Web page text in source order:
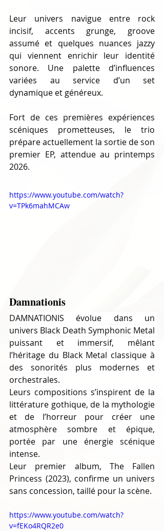
Leur univers navigue entre rock
incisif, accents grunge, groove
assumé et quelques nuances jazzy
qui viennent enrichir leur identité
sonore. Une palette d’influences
variées au service d’un set
dynamique et généreux.
Fort de ces premières expériences
scéniques prometteuses, le trio
prépare actuellement la sortie de son
premier EP, attendue au printemps
2026.
https://www.youtube.com/watch?
v=TPk6mahMCAw
Damnationis
DAMNATIONIS évolue dans un
univers Black Death Symphonic Metal
puissant et immersif, mêlant
l’héritage du Black Metal classique à
des sonorités plus modernes et
orchestrales.
Leurs compositions s’inspirent de la
littérature gothique, de la mythologie
et de l’horreur pour créer une
atmosphère sombre et épique,
portée par une énergie scénique
intense.
Leur premier album, The Fallen
Princess (2023), confirme un univers
sans concession, taillé pour la scène.
https://www.youtube.com/watch?
v=fEKo4RQR2e0